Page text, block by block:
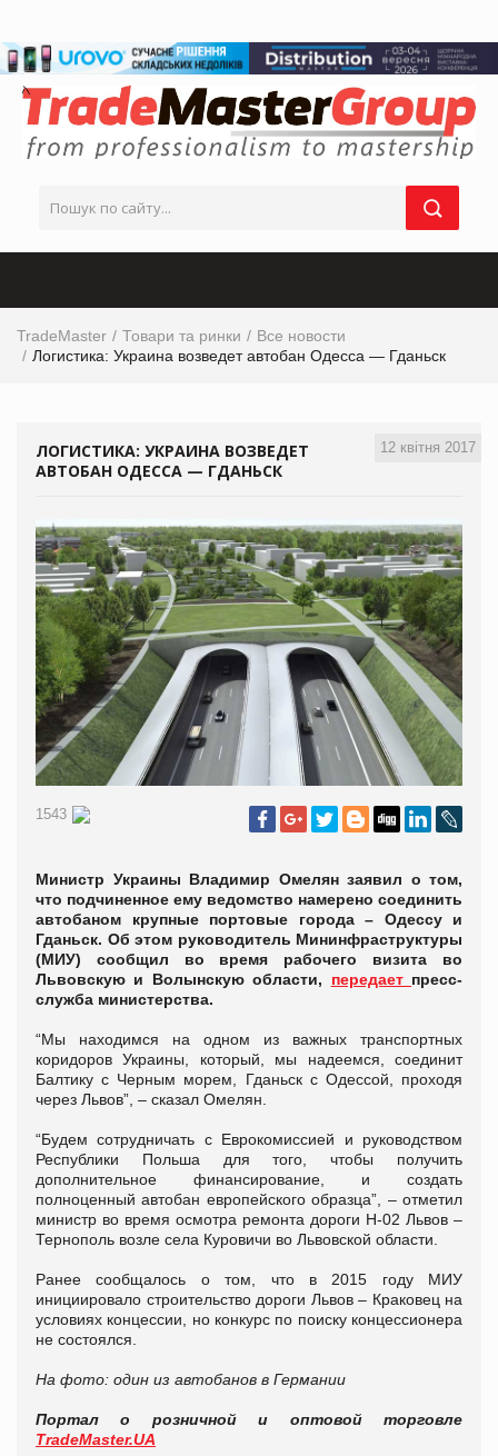
TradeMaster Товари та ринки
Все новости
Логистика: Украина возведет автобан Одесса — Гданьск
12 квітня 2017
ЛОГИСТИКА: УКРАИНА ВОЗВЕДЕТ
АВТОБАН ОДЕССА — ГДАНЬСК
1543
Министр Украины Владимир Омелян заявил о том,
что подчиненное ему ведомство намерено соединить
автобаном крупные портовые города – Одессу и
Гданьск. Об этом руководитель Мининфраструктуры
(МИУ) сообщил во время рабочего визита во
Львовскую и Волынскую области, передает пресс-
служба министерства.
“Мы находимся на одном из важных транспортных
коридоров Украины, который, мы надеемся, соединит
Балтику с Черным морем, Гданьск с Одессой, проходя
через Львов”, – сказал Омелян.
“Будем сотрудничать с Еврокомиссией и руководством
Республики Польша для того, чтобы получить
дополнительное финансирование, и создать
полноценный автобан европейского образца”, – отметил
министр во время осмотра ремонта дороги Н-02 Львов –
Тернополь возле села Куровичи во Львовской области.
Ранее сообщалось о том, что в 2015 году МИУ
инициировало строительство дороги Львов – Краковец на
условиях концессии, но конкурс по поиску концессионера
не состоялся.
На фото: один из автобанов в Германии
Портал о розничной и оптовой торговле
TradeMaster.UA